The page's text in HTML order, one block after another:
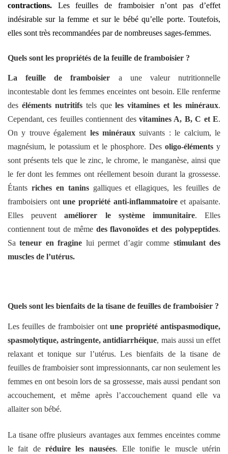
contractions. Les feuilles de framboisier n’ont pas d’effet
indésirable sur la femme et sur le bébé qu’elle porte. Toutefois,
elles sont très recommandées par de nombreuses sages-femmes.
Quels sont les propriétés de la feuille de framboisier ?
La feuille de framboisier a une valeur nutritionnelle
incontestable dont les femmes enceintes ont besoin. Elle renferme
des éléments nutritifstels queles vitamines et les minéraux.
Cependant, ces feuilles contiennent des vitamines A, B, C et E.
On y trouve également les minéraux suivants : le calcium, le
magnésium, le potassium et le phosphore. Des oligo-éléments y
sont présents tels que le zinc, le chrome, le manganèse, ainsi que
le fer dont les femmes ont réellement besoin durant la grossesse.
Étants riches en taninsgalliques et ellagiques, les feuilles de
framboisiers ontune propriété anti-inflammatoireet apaisante.
Elles peuventaméliorer le système immunitaire. Elles
contiennent tout de même des flavonoïdes et des polypeptides.
Sateneur en fragine lui permet d’agir comme stimulant des
muscles de l’utérus.
Quels sont les bienfaits de la tisane de feuilles de framboisier ?
Les feuilles de framboisier ontune propriété antispasmodique,
spasmolytique, astringente, antidiarrhéique, mais aussi un effet
relaxant et tonique sur l’utérus. Les bienfaits de la tisane de
feuilles de framboisier sont impressionnants, car non seulement les
femmes en ont besoin lors de sa grossesse, mais aussi pendant son
accouchement, et même après l’accouchement quand elle va
allaiter son bébé.
La tisane offre plusieurs avantages aux femmes enceintes comme
le fait de réduire les nausées. Elle tonifie le muscle utérin